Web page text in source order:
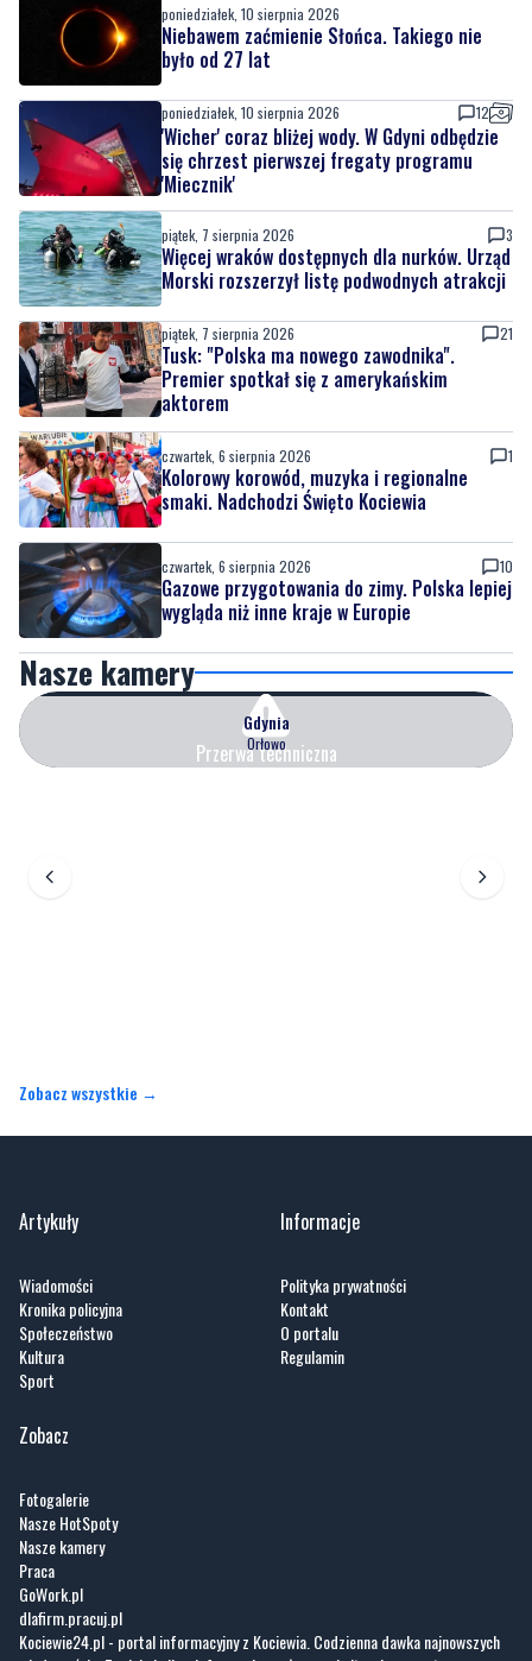
poniedziałek, 10 sierpnia 2026
Niebawem zaćmienie Słońca. Takiego nie
było od 27 lat
poniedziałek, 10 sierpnia 2026 12
'Wicher' coraz bliżej wody. W Gdyni odbędzie
się chrzest pierwszej fregaty programu
'Miecznik'
piątek, 7 sierpnia 2026 3
Więcej wraków dostępnych dla nurków. Urząd
Morski rozszerzył listę podwodnych atrakcji
piątek, 7 sierpnia 2026 21
Tusk: "Polska ma nowego zawodnika".
Premier spotkał się z amerykańskim
aktorem
czwartek, 6 sierpnia 2026 1
Kolorowy korowód, muzyka i regionalne
smaki. Nadchodzi Święto Kociewia
czwartek, 6 sierpnia 2026 10
Gazowe przygotowania do zimy. Polska lepiej
wygląda niż inne kraje w Europie
Nasze kamery
Przerwa techniczna
Gdynia
Orłowo
Zobacz wszystkie →
Artykuły
Wiadomości
Kronika policyjna
Społeczeństwo
Kultura
Sport
Informacje
Polityka prywatności
Kontakt
O portalu
Regulamin
Zobacz
Fotogalerie
Nasze HotSpoty
Nasze kamery
Praca
GoWork.pl
dlafirm.pracuj.pl
Kociewie24.pl - portal informacyjny z Kociewia. Codzienna dawka najnowszych